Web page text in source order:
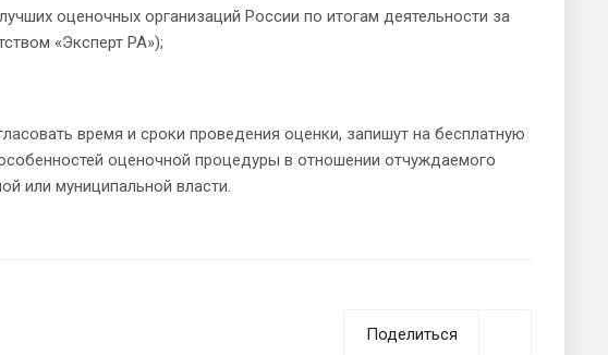
оценочных организаций России по итогам деятельности за
«Эксперт РА»);
время и сроки проведения оценки, запишут на бесплатную
оценочной процедуры в отношении отчуждаемого
или муниципальной власти.
Поделиться